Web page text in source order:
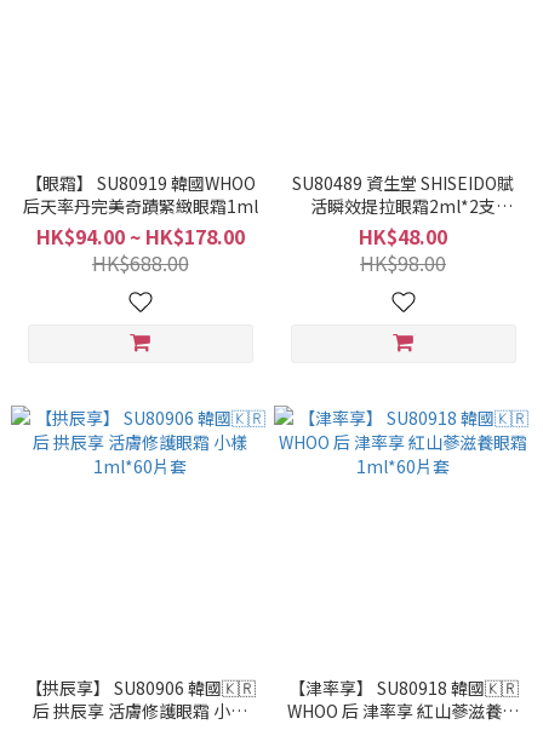
【眼霜】 SU80919 韓國WHOO
后天率丹完美奇蹟緊緻眼霜1ml
HK$94.00 ~ HK$178.00
HK$688.00
SU80489 資生堂 SHISEIDO賦
活瞬效提拉眼霜2ml*2支
VITAL-PERFECTION
HK$48.00
HK$98.00
【拱辰享】 SU80906 韓國🇰🇷
后 拱辰享 活膚修護眼霜 小樣
【津率享】 SU80918 韓國🇰🇷
WHOO 后 津率享 紅山蔘滋養眼